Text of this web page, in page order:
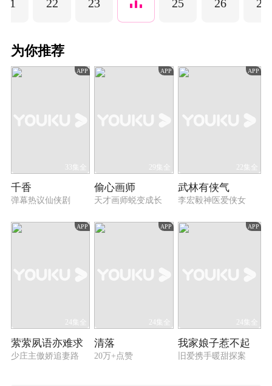
21 22 23 25 26 27
为你推荐
APP
33集全
千香
弹幕热议仙侠剧
APP
29集全
偷心画师
天才画师蜕变成长
APP
22集全
武林有侠气
李宏毅神医爱侠女
APP
24集全
萦萦夙语亦难求
少庄主傲娇追妻路
APP
24集全
清落
20万+点赞
APP
24集全
我家娘子惹不起
旧爱携手暖甜探案